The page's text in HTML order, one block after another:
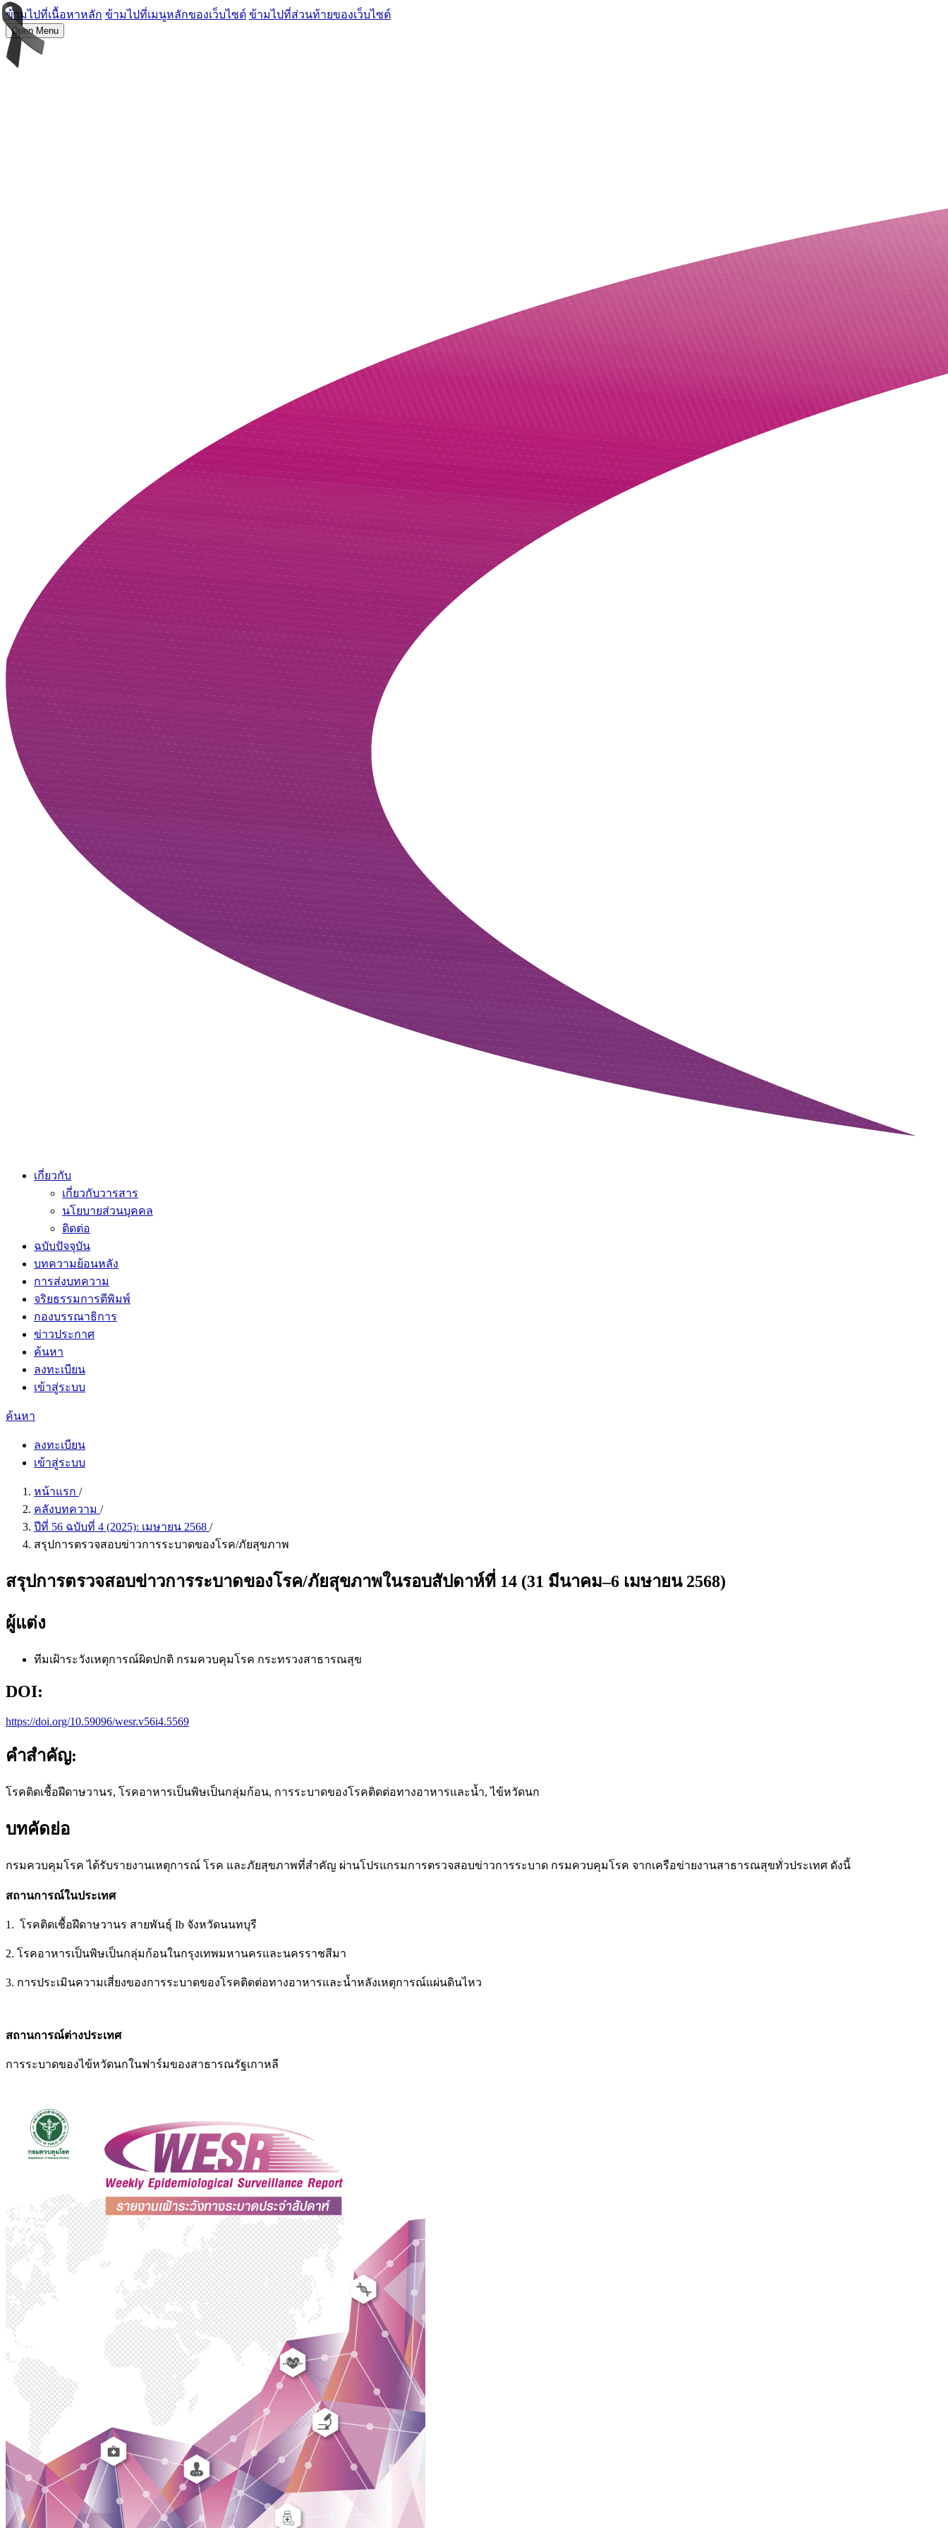
ข้ามไปที่เนื้อหาหลัก ข้ามไปที่เมนูหลักของเว็บไซต์ ข้ามไปที่ส่วนท้ายของเว็บไซต์
Open Menu
เกี่ยวกับ
เกี่ยวกับวารสาร
นโยบายส่วนบุคคล
ติดต่อ
ฉบับปัจจุบัน
บทความย้อนหลัง
การส่งบทความ
จริยธรรมการตีพิมพ์
กองบรรณาธิการ
ข่าวประกาศ
ค้นหา
ลงทะเบียน
เข้าสู่ระบบ
ค้นหา
ลงทะเบียน
เข้าสู่ระบบ
หน้าแรก /
คลังบทความ /
ปีที่ 56 ฉบับที่ 4 (2025): เมษายน 2568 /
สรุปการตรวจสอบข่าวการระบาดของโรค/ภัยสุขภาพ
สรุปการตรวจสอบข่าวการระบาดของโรค/ภัยสุขภาพในรอบสัปดาห์ที่ 14 (31 มีนาคม–6 เมษายน 2568)
ผู้แต่ง
ทีมเฝ้าระวังเหตุการณ์ผิดปกติ กรมควบคุมโรค กระทรวงสาธารณสุข
DOI:
https://doi.org/10.59096/wesr.v56i4.5569
คำสำคัญ:
โรคติดเชื้อฝีดาษวานร, โรคอาหารเป็นพิษเป็นกลุ่มก้อน, การระบาดของโรคติดต่อทางอาหารและน้ำ, ไข้หวัดนก
บทคัดย่อ
กรมควบคุมโรค ได้รับรายงานเหตุการณ์ โรค และภัยสุขภาพที่สำคัญ ผ่านโปรแกรมการตรวจสอบข่าวการระบาด กรมควบคุมโรค จากเครือข่ายงานสาธารณสุขทั่วประเทศ ดังนี้
สถานการณ์ในประเทศ
1. โรคติดเชื้อฝีดาษวานร สายพันธุ์ Ib จังหวัดนนทบุรี
2. โรคอาหารเป็นพิษเป็นกลุ่มก้อนในกรุงเทพมหานครและนครราชสีมา
3. การประเมินความเสี่ยงของการระบาดของโรคติดต่อทางอาหารและน้ำหลังเหตุการณ์แผ่นดินไหว
สถานการณ์ต่างประเทศ
การระบาดของไข้หวัดนกในฟาร์มของสาธารณรัฐเกาหลี